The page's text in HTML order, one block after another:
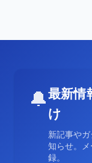
🔔最新情
け
新記事や
知らせ。
録。